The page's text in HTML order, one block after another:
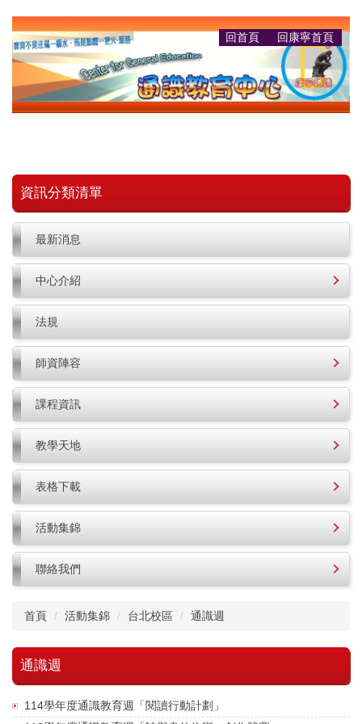
到
主
要
區
回首頁 回康寧首頁
資訊分類清單
最新消息
中心介紹
法規
師資陣容
課程資訊
教學天地
表格下載
活動集錦
聯絡我們
首頁 活動集錦 台北校區 通識週
通識週
114學年度通識教育週「閱讀行動計劃」